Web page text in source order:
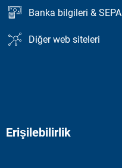
Banka bilgileri & SEPA
Diğer web siteleri
Erişilebilirlik